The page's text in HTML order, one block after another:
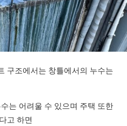
구조에서는 창틀에서의 누수는
는 어려울 수 있으며 주택 또한
고 하면